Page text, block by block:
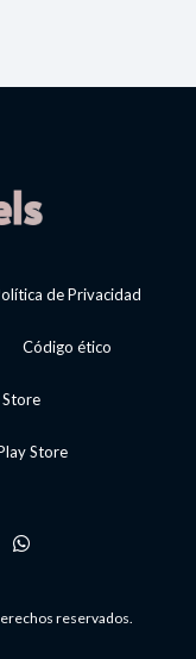
de Privacidad
Código ético
Store
reservados.